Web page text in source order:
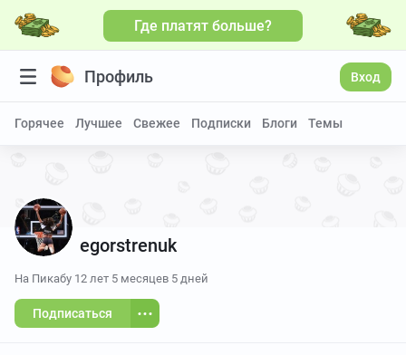
Где платят больше?
Профиль Вход
Горячее Лучшее Свежее Подписки Блоги Темы
egorstrenuk
На Пикабу 12 лет 5 месяцев 5 дней
Подписаться